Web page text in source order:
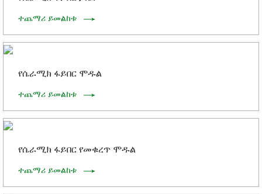
ተጨማሪ ይመልከቱ
የሴራሚክ ፋይበር ሞዱል
ተጨማሪ ይመልከቱ
የሴራሚክ ፋይበር የመቁረጥ ሞዱል
ተጨማሪ ይመልከቱ